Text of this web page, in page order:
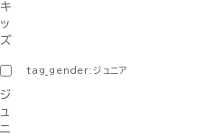
キ
ッ
ズ
tag_gender:ジュニア
ジ
ュ
ニ